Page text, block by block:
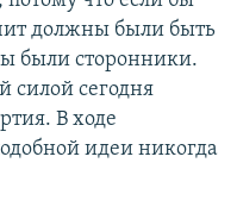
должны были быть
были сторонники.
силой сегодня
В ходе
идеи никогда